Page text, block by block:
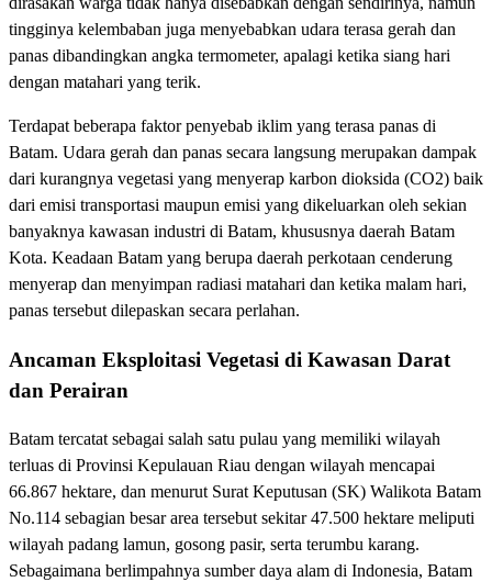
tingginya kelembaban juga menyebabkan udara terasa gerah dan
panas dibandingkan angka termometer, apalagi ketika siang hari
dengan matahari yang terik.
Terdapat beberapa faktor penyebab iklim yang terasa panas di
Batam. Udara gerah dan panas secara langsung merupakan dampak
dari kurangnya vegetasi yang menyerap karbon dioksida (CO2) baik
dari emisi transportasi maupun emisi yang dikeluarkan oleh sekian
banyaknya kawasan industri di Batam, khususnya daerah Batam
Kota. Keadaan Batam yang berupa daerah perkotaan cenderung
menyerap dan menyimpan radiasi matahari dan ketika malam hari,
panas tersebut dilepaskan secara perlahan.
Ancaman Eksploitasi Vegetasi di Kawasan Darat
dan Perairan
Batam tercatat sebagai salah satu pulau yang memiliki wilayah
terluas di Provinsi Kepulauan Riau dengan wilayah mencapai
66.867 hektare, dan menurut Surat Keputusan (SK) Walikota Batam
No.114 sebagian besar area tersebut sekitar 47.500 hektare meliputi
wilayah padang lamun, gosong pasir, serta terumbu karang.
Sebagaimana berlimpahnya sumber daya alam di Indonesia, Batam